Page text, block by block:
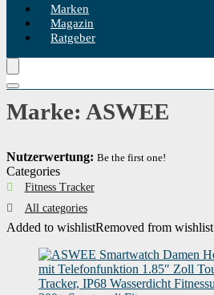
Marken
Magazin
Ratgeber
Marke: ASWEE
Nutzerwertung: Be the first one!
Categories
Fitness Tracker
All categories
Added to wishlistRemoved from wishlist